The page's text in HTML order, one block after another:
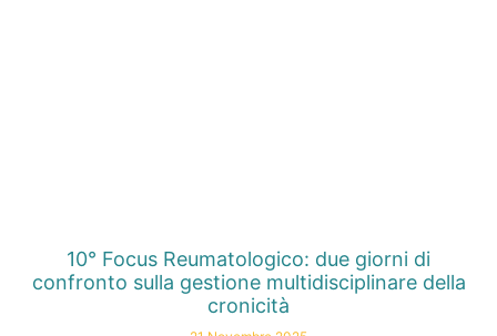
10° Focus Reumatologico: due giorni di
confronto sulla gestione multidisciplinare della
cronicità